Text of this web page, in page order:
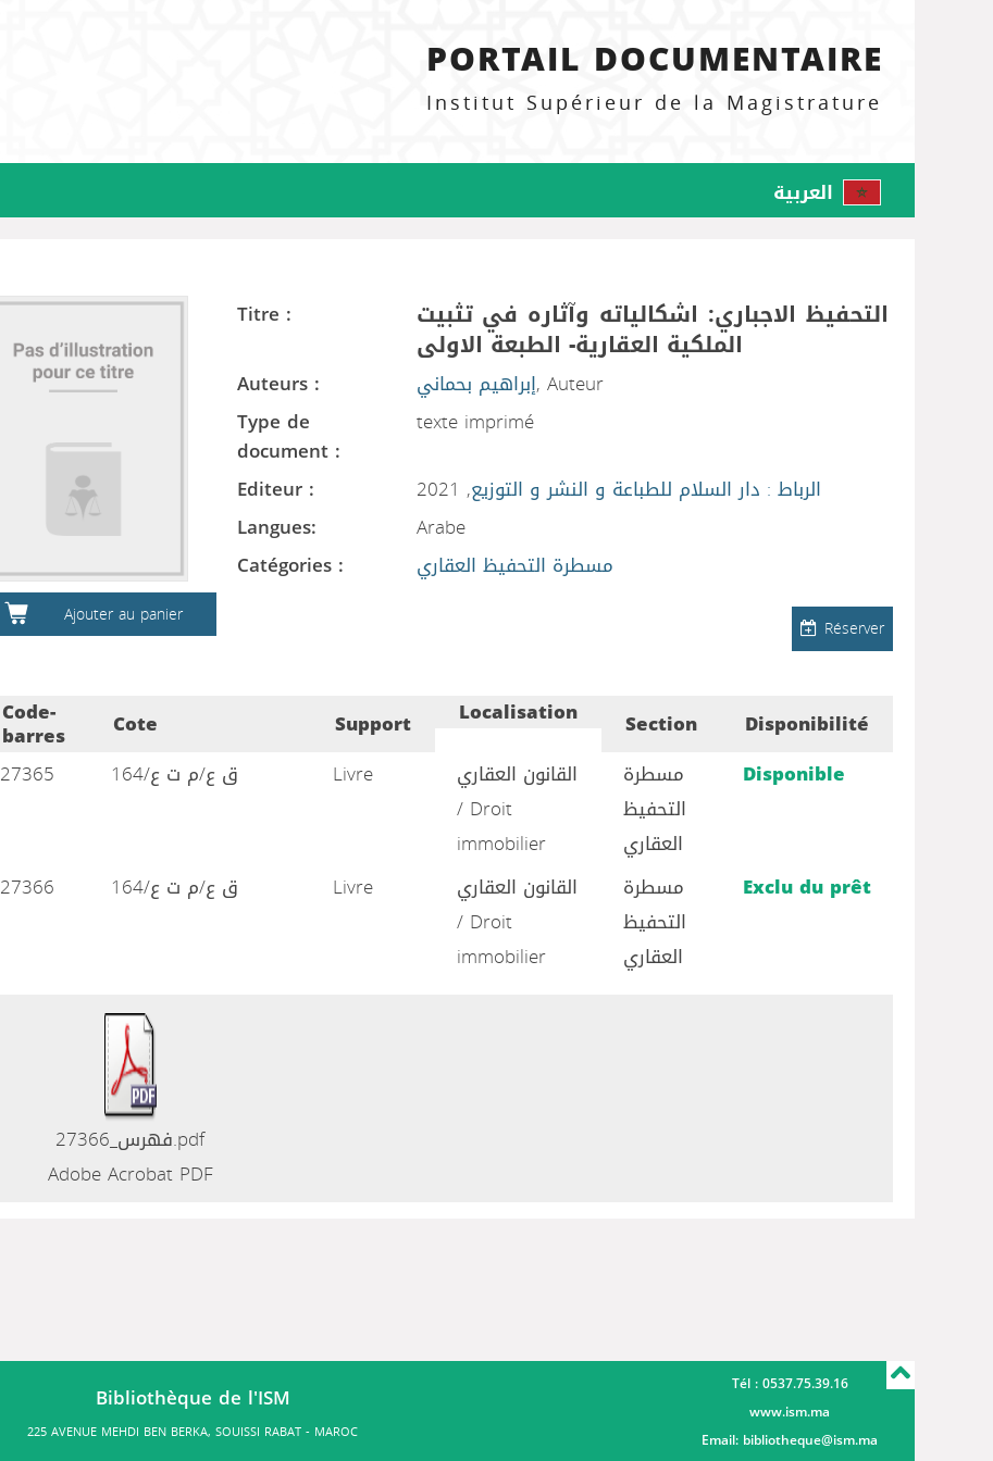
PORTAIL DOCUMENTAIRE
Institut Supérieur de la Magistrature
العربية
Ajouter au panier
Titre : التحفيظ الاجباري: اشكالياته وآثاره في تثبيت
الملكية العقارية- الطبعة الاولى
Auteurs : إبراهيم بحماني, Auteur
Type de
document :
texte imprimé
Editeur :
الرباط : دار السلام للطباعة و النشر و التوزيع, 2021
Langues:
Arabe
Catégories :
مسطرة التحفيظ العقاري
Réserver
Code-
barres Cote Support Localisation Section
Disponibilité
27365
ق ع/م ت ع/164 Livre
القانون العقاري
/ Droit
immobilier
مسطرة
التحفيظ
العقاري
Disponible
27366 ق ع/م ت ع/164 Livre
القانون العقاري
/ Droit
immobilier
مسطرة
التحفيظ
العقاري
Exclu du prêt
فهرس_27366.pdf
Adobe Acrobat PDF
Bibliothèque de l'ISM
225 AVENUE MEHDI BEN BERKA, SOUISSI RABAT - MAROC
Tél : 0537.75.39.16
www.ism.ma
Email: bibliotheque@ism.ma